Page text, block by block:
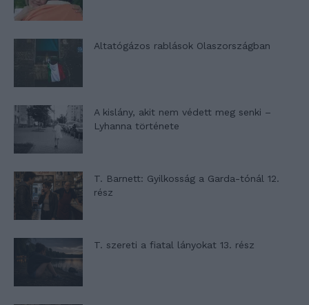
Altatógázos rablások Olaszországban
A kislány, akit nem védett meg senki –
Lyhanna története
T. Barnett: Gyilkosság a Garda-tónál 12.
rész
T. szereti a fiatal lányokat 13. rész